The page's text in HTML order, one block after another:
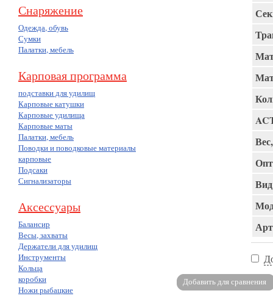
Снаряжение
Одежда, обувь
Сумки
Палатки, мебель
Карповая программа
подставки для удилищ
Карповые катушки
Карповые удилища
Карповые маты
Палатки, мебель
Поводки и поводковые материалы
карповые
Подсаки
Сигнализаторы
Аксессуары
Балансир
Весы, захваты
Держатели для удилищ
Инструменты
Кольца
коробки
Ножи рыбацкие
Вид